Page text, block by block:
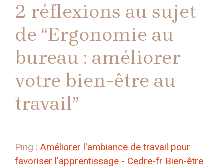
2 réflexions au sujet
de “Ergonomie au
bureau : améliorer
votre bien-être au
travail”
Ping : Améliorer l'ambiance de travail pour
favoriser l'apprentissage - Cedre-fr Bien-être